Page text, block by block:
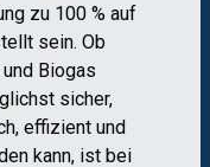
zu 100 % auf
sein. Ob
Biogas
sicher,
effizient und
kann, ist bei